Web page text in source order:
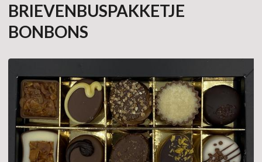
BRIEVENBUSPAKKETJE
BONBONS